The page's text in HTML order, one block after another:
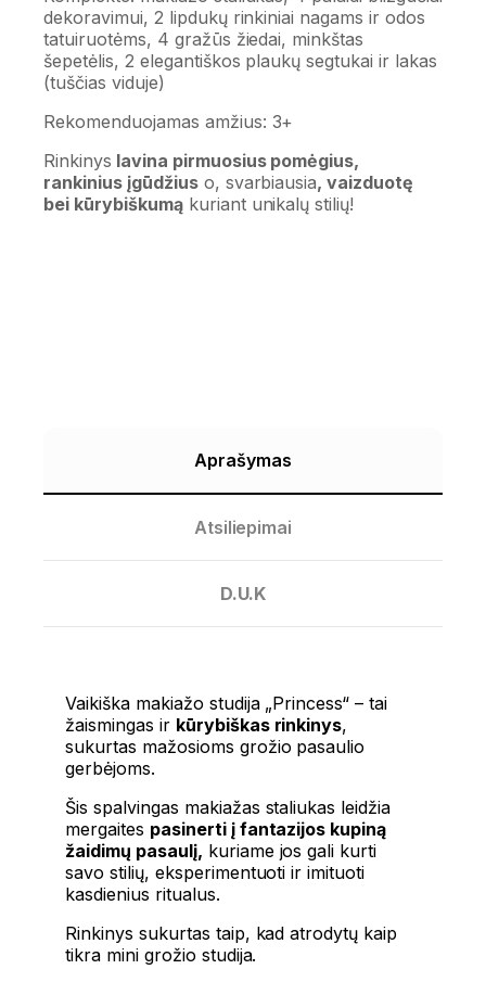
dekoravimui, 2 lipdukų rinkiniai nagams ir odos
tatuiruotėms, 4 gražūs žiedai, minkštas
šepetėlis, 2 elegantiškos plaukų segtukai ir lakas
(tuščias viduje)
Rekomenduojamas amžius: 3+
Rinkinys lavina pirmuosius pomėgius,
rankinius įgūdžiuso, svarbiausia, vaizduotę
bei kūrybiškumąkuriant unikalų stilių!
Aprašymas
Atsiliepimai
D.U.K
Vaikiška makiažo studija „Princess“ – tai
žaismingas ir kūrybiškas rinkinys,
sukurtas mažosioms grožio pasaulio
gerbėjoms.
Šis spalvingas makiažas staliukas leidžia
mergaites pasinerti į fantazijos kupiną
žaidimų pasaulį, kuriame jos gali kurti
savo stilių, eksperimentuoti ir imituoti
kasdienius ritualus.
Rinkinys sukurtas taip, kad atrodytų kaip
tikra mini grožio studija.